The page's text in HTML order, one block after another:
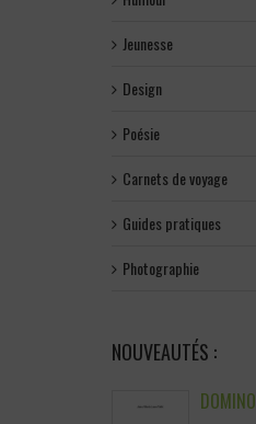
Jeunesse
Design
Poésie
Carnets de voyage
Guides pratiques
Photographie
NOUVEAUTÉS :
DOMINO